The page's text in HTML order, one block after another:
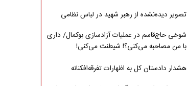
تصویر دیده‌نشده از رهبر شهید در لباس نظامی
شوخی حاج‌قاسم در عملیات آزادسازی بوکمال/ داری
با من مصاحبه‌ می‌کنی؟! شیطنت می‌کنی!
هشدار دادستان کل به اظهارات تفرقه‌افکنانه